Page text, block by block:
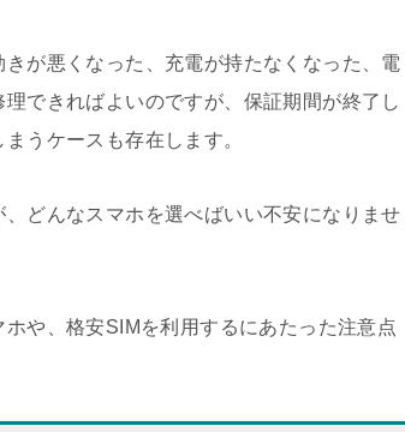
が悪くなった、充電が持たなくなった、電
できればよいのですが、保証期間が終了し
うケースも存在します。
どんなスマホを選べばいい不安になりませ
や、格安SIMを利用するにあたった注意点